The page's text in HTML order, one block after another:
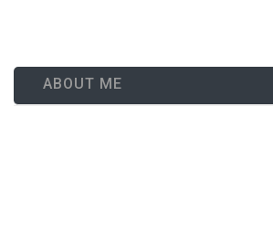
ABOUT ME